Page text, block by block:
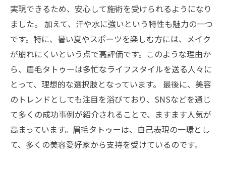
実現できるため、安心して施術を受けられるようになり
ました。 加えて、汗や水に強いという特性も魅力の一つ
です。特に、暑い夏やスポーツを楽しむ方には、メイク
が崩れにくいという点で高評価です。このような理由か
ら、眉毛タトゥーは多忙なライフスタイルを送る人々に
とって、理想的な選択肢となっています。 最後に、美容
のトレンドとしても注目を浴びており、SNSなどを通じ
て多くの成功事例が紹介されることで、ますます人気が
高まっています。眉毛タトゥーは、自己表現の一環とし
て、多くの美容愛好家から支持を受けているのです。